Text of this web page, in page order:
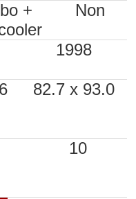
+
Non
1998
82.7 x 93.0
10